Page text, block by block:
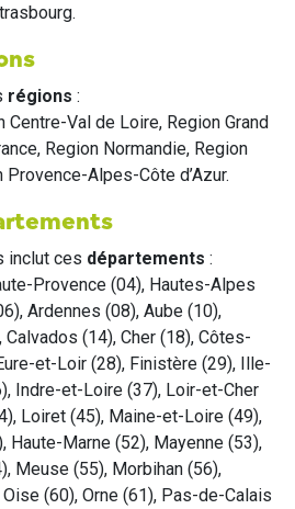
régions :
Centre-Val de Loire, Region Grand
Region Normandie, Region
Alpes-Côte d’Azur.
inclut ces départements :
Provence (04), Hautes-Alpes
Ardennes (08), Aube (10),
(14), Cher (18), Côtes-
et-Loir (28), Finistère (29), Ille-
Indre-et-Loire (37), Loir-et-Cher
Loiret (45), Maine-et-Loire (49),
Haute-Marne (52), Mayenne (53),
Meuse (55), Morbihan (56),
(60), Orne (61), Pas-de-Calais